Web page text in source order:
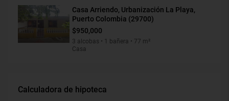
Casa Arriendo, Urbanización La Playa,
Puerto Colombia (29700)
$950,000
3 alcobas • 1 bañera • 77 m²
Casa
Calculadora de hipoteca